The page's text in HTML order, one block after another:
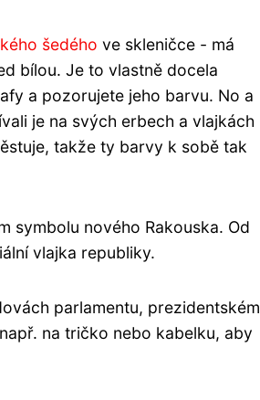
šedého ve skleničce - má
bílou. Je to vlastně docela
a pozorujete jeho barvu. No a
je na svých erbech a vlajkách
takže ty barvy k sobě tak
symbolu nového Rakouska. Od
vlajka republiky.
parlamentu, prezidentském
na tričko nebo kabelku, aby